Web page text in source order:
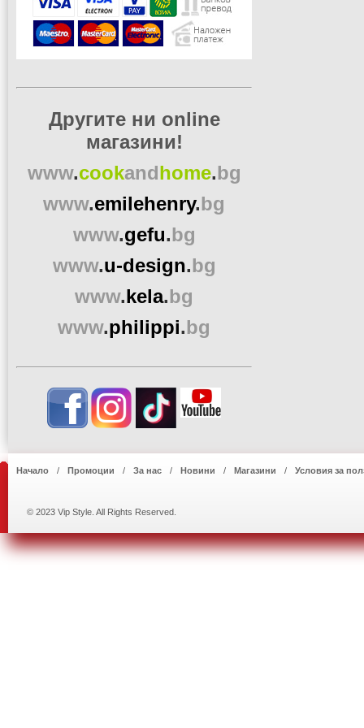
Другите ни online
магазини!
www.cookandhome.bg
www.emilehenry.bg
www.gefu.bg
www.u-design.bg
www.kela.bg
www.philippi.bg
Начало Промоции За нас Новини Магазини Условия за
© 2023 Vip Style. All Rights Reserved.